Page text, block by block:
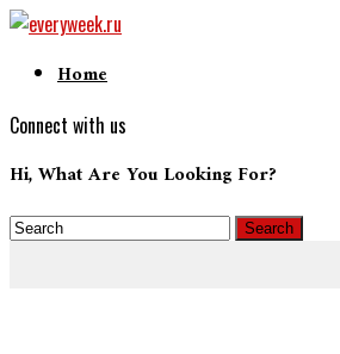
Home
Connect with us
Hi, What Are You Looking For?